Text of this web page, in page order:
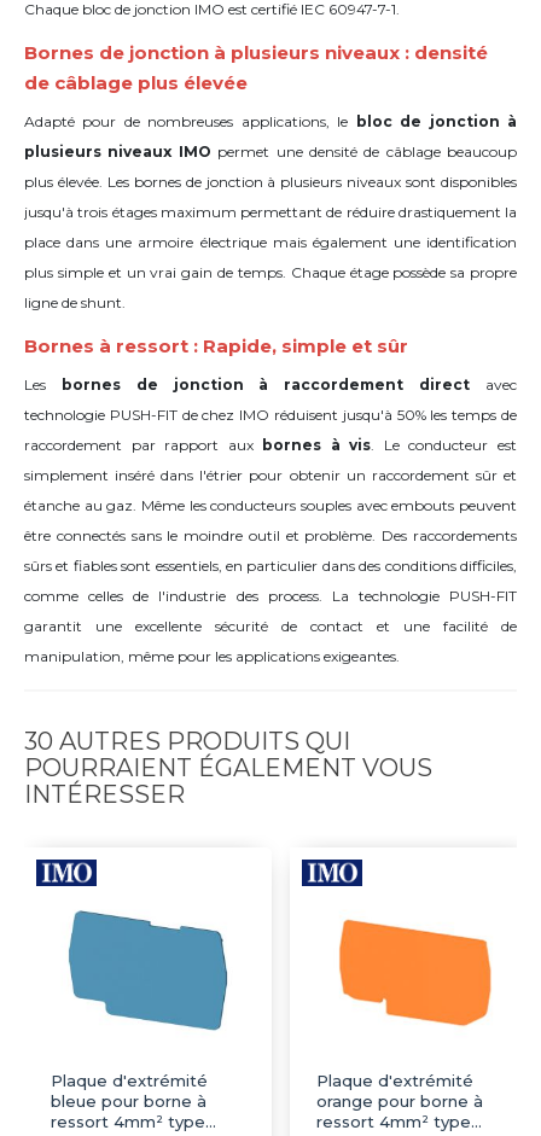
Chaque bloc de jonction IMO est certifié IEC 60947-7-1.
Bornes de jonction à plusieurs niveaux : densité
de câblage plus élevée
Adapté pour de nombreuses applications, le
bloc de jonction à
plusieurs niveaux IMO permet une densité de câblage beaucoup
plus élevée. Les bornes de jonction à plusieurs niveaux sont disponibles
jusqu'à trois étages maximum permettant de réduire drastiquement la
place dans une armoire électrique mais également une identification
plus simple et un vrai gain de temps. Chaque étage possède sa propre
ligne de shunt.
Bornes à ressort : Rapide, simple et sûr
Les bornes de jonction à raccordement direct avec
technologie PUSH-FIT de chez IMO réduisent jusqu'à 50% les temps de
raccordement par rapport aux
bornes à vis. Le conducteur est
simplement inséré dans l'étrier pour obtenir un raccordement sûr et
étanche au gaz. Même les conducteurs souples avec embouts peuvent
être connectés sans le moindre outil et problème. Des raccordements
sûrs et fiables sont essentiels, en particulier dans des conditions difficiles,
comme celles de l'industrie des process. La technologie PUSH-FIT
garantit une excellente sécurité de contact et une facilité de
manipulation, même pour les applications exigeantes.
30 AUTRES PRODUITS QUI
POURRAIENT ÉGALEMENT VOUS
INTÉRESSER
Plaque d'extrémité
bleue pour borne à
ressort 4mm² type
Plaque d'extrémité
orange pour borne à
ressort 4mm² type